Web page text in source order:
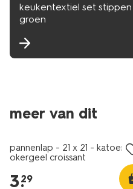
keukentextiel set stippen
groen
meer van dit
pannenlap - 21 x 21 - katoen -
okergeel croissant
3.
29